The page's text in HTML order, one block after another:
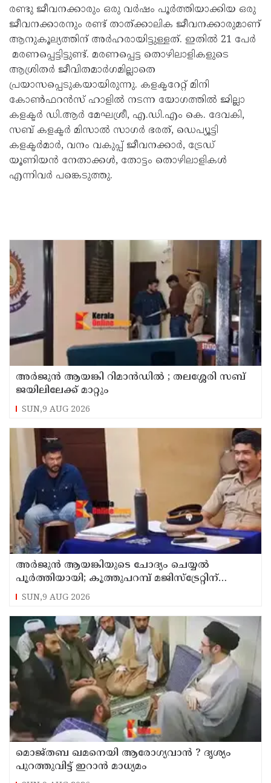
രണ്ടു ജീവനക്കാരും ഒരു വര്‍ഷം പൂര്‍ത്തിയാക്കിയ ഒരു
ജീവനക്കാരനും രണ്ട് താത്ക്കാലിക ജീവനക്കാരുമാണ്
ആനുകൂല്യത്തിന് അര്‍ഹരായിട്ടുള്ളത്. ഇതില്‍ 21 പേര്‍
മരണപ്പെട്ടിട്ടുണ്ട്. മരണപ്പെട്ട തൊഴിലാളികളുടെ
ആശ്രിതര്‍ ജീവിതമാര്‍ഗമില്ലാതെ
പ്രയാസപ്പെടുകയായിരുന്നു. കളക്ടറേറ്റ് മിനി
കോണ്‍ഫറന്‍സ് ഹാളില്‍ നടന്ന യോഗത്തില്‍ ജില്ലാ
കളക്ടര്‍ ഡി.ആര്‍ മേഘശ്രീ, എ.ഡി.എം കെ. ദേവകി,
സബ് കളക്ടര്‍ മിസാല്‍ സാഗര്‍ ഭരത്, ഡെപ്യൂട്ടി
കളക്ടര്‍മാര്‍, വനം വകുപ്പ് ജീവനക്കാര്‍, ട്രേഡ്
യൂണിയന്‍ നേതാക്കള്‍, തോട്ടം തൊഴിലാളികള്‍
എന്നിവര്‍ പങ്കെടുത്തു.
അര്‍ജുന്‍ ആയങ്കി റിമാന്‍ഡില്‍ ; തലശ്ശേരി സബ്
ജയിലിലേക്ക് മാറ്റും
SUN,9 AUG 2026
അര്‍ജുന്‍ ആയങ്കിയുടെ ചോദ്യം ചെയ്യല്‍
പൂര്‍ത്തിയായി; കൂത്തുപറമ്പ് മജിസ്ട്രേറ്റിന്
മുൻപില്‍ ഹാജരാക്കും
SUN,9 AUG 2026
മൊജ്തബ ഖമനെയി ആരോഗ്യവാന്‍ ? ദൃശ്യം
പുറത്തുവിട്ട് ഇറാന്‍ മാധ്യമം